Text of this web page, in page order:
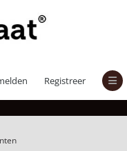
Registreer
2026